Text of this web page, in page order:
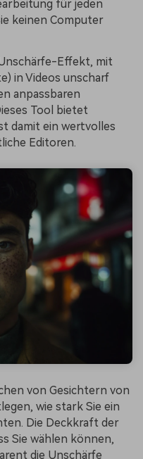
für jeden
keinen Computer
Effekt, mit
in Videos unscharf
anpassbaren
Tool bietet
damit ein wertvolles
Editoren.
von Gesichtern von
wie stark Sie ein
Die Deckkraft der
Sie wählen können,
die Unschärfe